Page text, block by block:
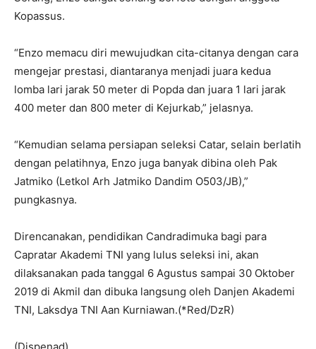
Kopassus.
“Enzo memacu diri mewujudkan cita-citanya dengan cara
mengejar prestasi, diantaranya menjadi juara kedua
lomba lari jarak 50 meter di Popda dan juara 1 lari jarak
400 meter dan 800 meter di Kejurkab,” jelasnya.
“Kemudian selama persiapan seleksi Catar, selain berlatih
dengan pelatihnya, Enzo juga banyak dibina oleh Pak
Jatmiko (Letkol Arh Jatmiko Dandim O503/JB),”
pungkasnya.
Direncanakan, pendidikan Candradimuka bagi para
Capratar Akademi TNI yang lulus seleksi ini, akan
dilaksanakan pada tanggal 6 Agustus sampai 30 Oktober
2019 di Akmil dan dibuka langsung oleh Danjen Akademi
TNI, Laksdya TNI Aan Kurniawan.(*Red/DzR)